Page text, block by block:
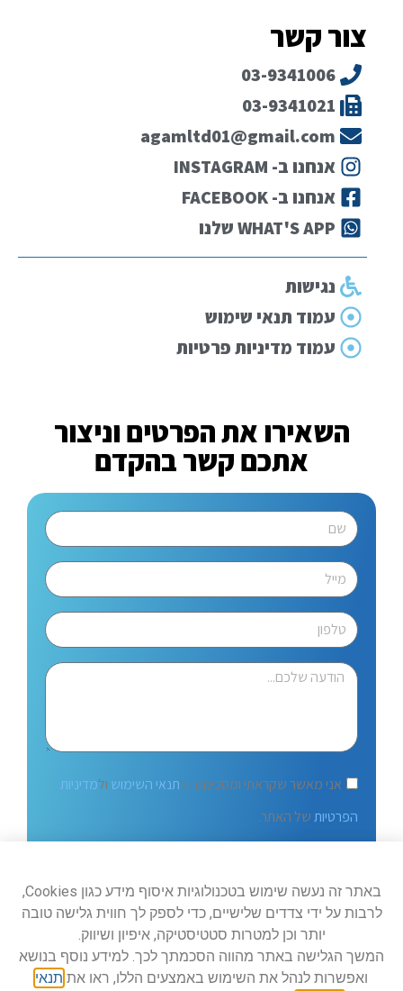
צור קשר
03-9341006
03-9341021
agamltd01@gmail.com
אנחנו ב- INSTAGRAM
אנחנו ב- FACEBOOK
WHAT'S APP שלנו
נגישות
עמוד תנאי שימוש
עמוד מדיניות פרטיות
השאירו את הפרטים וניצור
אתכם קשר בהקדם
אני מאשר שקראתי ומסכים/ה לתנאי השימוש ולמדיניות
הפרטיותשל האתר.
באתר זה נעשה שימוש בטכנולוגיות איסוף מידע כגון Cookies,
לרבות על ידי צדדים שלישיים, כדי לספק לך חווית גלישה טובה
יותר וכן למטרות סטטיסטיקה, איפיון ושיווק.
המשך הגלישה באתר מהווה הסכמתך לכך. למידע נוסף בנושא
ואפשרות לנהל את השימוש באמצעים הללו, ראו את תנאי